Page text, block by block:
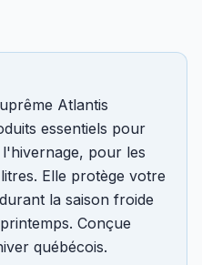
Atlantis
essentiels pour
pour les
Elle protège votre
la saison froide
Conçue
québécois.